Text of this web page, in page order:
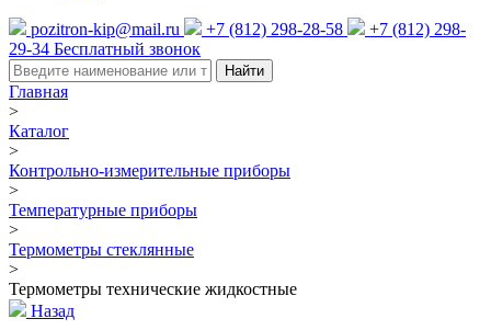
pozitron-kip@mail.ru +7 (812) 298-28-58
+7 (812) 298-
29-34 Бесплатный звонок
Найти
Главная
>
Каталог
>
Контрольно-измерительные приборы
>
Температурные приборы
>
Термометры стеклянные
>
Термометры технические жидкостные
Назад